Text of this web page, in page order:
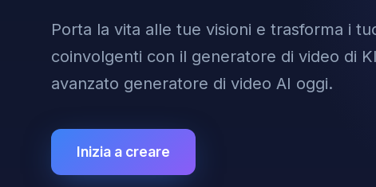
Porta la vita alle tue visioni e trasforma i
coinvolgenti con il generatore di video di
avanzato generatore di video AI oggi.
Inizia a creare